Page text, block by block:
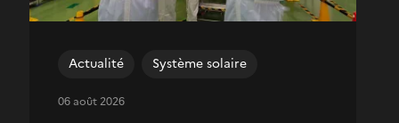
Actualité Système solaire
06 août 2026